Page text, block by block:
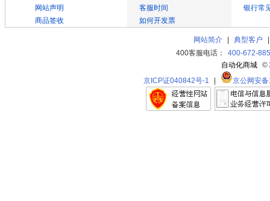
网站声明
商品签收
客服时间
如何开发票
银行常
网站简介 典型客户
400客服电话：
400-672-
自动化商城
©
京ICP证040842号-1
京公网安